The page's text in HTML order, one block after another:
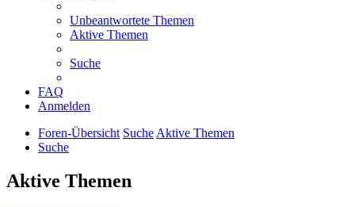
Unbeantwortete Themen
Aktive Themen
Suche
FAQ
Anmelden
Foren-Übersicht SucheAktive Themen
Suche
Aktive Themen